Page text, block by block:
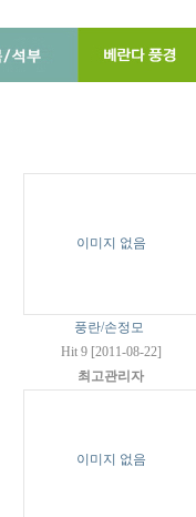
이미지 없음
풍란/손정모
Hit 9 [2011-08-22]
최고관리자
이미지 없음